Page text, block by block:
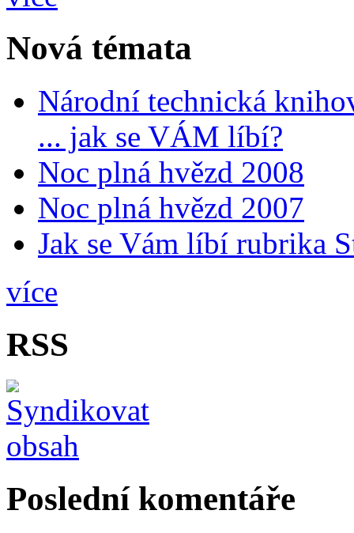
Nová témata
Národní technická
... jak se VÁM líbí?
Noc plná hvězd 2008
Noc plná hvězd 2007
Jak se Vám líbí rubrika
více
RSS
Poslední komentáře